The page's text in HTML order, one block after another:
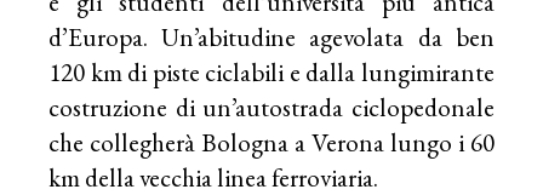
d’Europa. Un’abitudine agevolata da ben
120 km di piste ciclabili e dalla lungimirante
costruzione di un’autostrada ciclopedonale
che collegherà Bologna a Verona lungo i 60
km della vecchia linea ferroviaria.